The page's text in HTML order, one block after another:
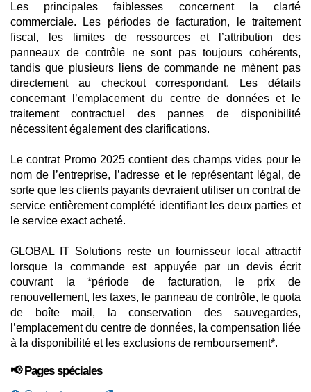
Les principales faiblesses concernent la clarté
commerciale. Les périodes de facturation, le traitement
fiscal, les limites de ressources et l’attribution des
panneaux de contrôle ne sont pas toujours cohérents,
tandis que plusieurs liens de commande ne mènent pas
directement au checkout correspondant. Les détails
concernant l’emplacement du centre de données et le
traitement contractuel des pannes de disponibilité
nécessitent également des clarifications.
Le contrat Promo 2025 contient des champs vides pour le
nom de l’entreprise, l’adresse et le représentant légal, de
sorte que les clients payants devraient utiliser un contrat de
service entièrement complété identifiant les deux parties et
le service exact acheté.
GLOBAL IT Solutions reste un fournisseur local attractif
lorsque la commande est appuyée par un devis écrit
couvrant la *période de facturation, le prix de
renouvellement, les taxes, le panneau de contrôle, le quota
de boîte mail, la conservation des sauvegardes,
l’emplacement du centre de données, la compensation liée
à la disponibilité et les exclusions de remboursement*.
📢 Pages spéciales